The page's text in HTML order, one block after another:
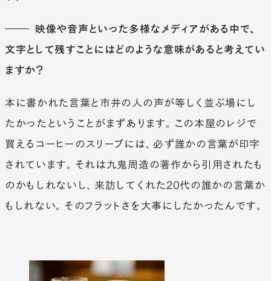
映像や音声といった多様なメディアがある中で、
文字として残すことにはどのような意味があると考えてい
ますか？
本に書かれた言葉と市井の人の声が等しく並ぶ場にし
たかったということがまずあります。この本屋のレジで
買えるコーヒーのスリーブには、必ず誰かの言葉が印字
されています。それは九鬼周造の著作から引用されたも
のかもしれないし、来訪してくれた20代の誰かの言葉か
もしれない。そのフラットさを大事にしたかったんです。